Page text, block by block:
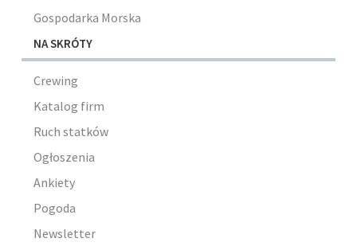
Gospodarka Morska
NA SKRÓTY
Crewing
Katalog firm
Ruch statków
Ogłoszenia
Ankiety
Pogoda
Newsletter